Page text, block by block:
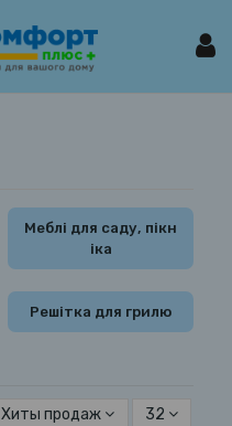
Меблі для саду, пікн
іка
Решітка для грилю
Хиты продаж 32